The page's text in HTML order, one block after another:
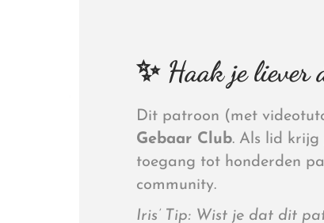
✨ Haak je liever
Dit patroon (met
Gebaar Club. Als lid krijg
toegang tot honderden
community.
Iris’ Tip: Wist je dat dit